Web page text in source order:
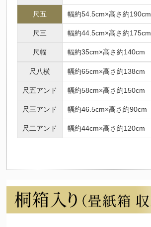
尺五 幅約54.5cm×高さ約190cm
尺三 幅約44.5cm×高さ約175cm
尺幅 幅約35cm×高さ約140cm
尺八横 幅約65cm×高さ約138cm
尺五アンド 幅約58cm×高さ約150cm
尺三アンド 幅約46.5cm×高さ約90cm
尺二アンド 幅約44cm×高さ約120cm